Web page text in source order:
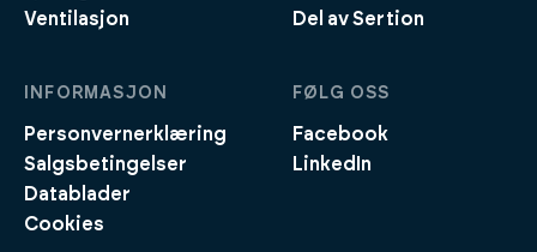
Ventilasjon
Del av Sertion
INFORMASJON
Personvernerklæring
Salgsbetingelser
Datablader
Cookies
FØLG OSS
Facebook
LinkedIn